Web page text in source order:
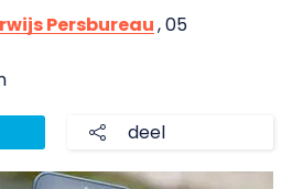
Persbureau, 05
deel